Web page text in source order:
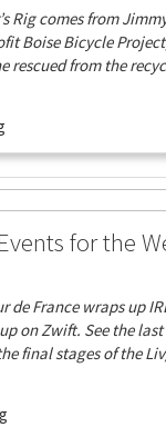
Rig comes from
Boise Bicycle
rescued from the
for the
de France wraps up
on Zwift. See the last
final stages of the